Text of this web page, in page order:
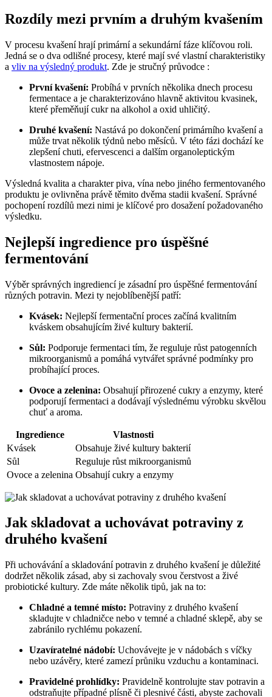
Rozdíly mezi prvním a druhým kvašením
V procesu kvašení hrají primární a sekundární fáze klíčovou roli.
Jedná se o dva odlišné procesy, které mají své vlastní charakteristiky
a vliv na výsledný produkt. Zde je stručný průvodce :
První kvašení: Probíhá v prvních několika dnech procesu
fermentace a je charakterizováno hlavně aktivitou kvasinek,
které přeměňují cukr na alkohol a oxid uhličitý.
Druhé kvašení: Nastává po dokončení primárního kvašení a
může trvat několik týdnů nebo měsíců. V této fázi dochází ke
zlepšení chuti, efervescenci a dalším organoleptickým
vlastnostem nápoje.
Výsledná kvalita a charakter piva, vína nebo jiného fermentovaného
produktu je ovlivněna právě těmito dvěma stadii kvašení. Správné
pochopení rozdílů mezi nimi je klíčové pro dosažení požadovaného
výsledku.
Nejlepší ingredience pro úspěšné
fermentování
Výběr správných ingrediencí je zásadní pro úspěšné fermentování
různých potravin. Mezi ty nejoblíbenější patří:
Kvásek: Nejlepší fermentační proces začíná kvalitním
kváskem obsahujícím živé kultury bakterií.
Sůl: Podporuje fermentaci tím, že reguluje růst patogenních
mikroorganismů a pomáhá vytvářet správné podmínky pro
probíhající proces.
Ovoce a zelenina: Obsahují přirozené cukry a enzymy, které
podporují fermentaci a dodávají výslednému výrobku skvělou
chuť a aroma.
Ingredience
Vlastnosti
Kvásek
Obsahuje živé kultury bakterií
Sůl
Reguluje růst mikroorganismů
Ovoce a zelenina Obsahují cukry a enzymy
Jak skladovat a uchovávat potraviny z
druhého kvašení
Při uchovávání a skladování potravin z druhého kvašení je důležité
dodržet několik zásad, aby si zachovaly svou čerstvost a živé
probiotické kultury. Zde máte několik tipů, jak na to:
Chladné a temné místo: Potraviny z druhého kvašení
skladujte v chladničce nebo v temné a chladné sklepě, aby se
zabránilo rychlému pokazení.
Uzavíratelné nádobí: Uchovávejte je v nádobách s víčky
nebo uzávěry, které zamezí průniku vzduchu a kontaminaci.
Pravidelné prohlídky: Pravidelně kontrolujte stav potravin a
odstraňujte případné plísně či plesnivé části, abyste zachovali